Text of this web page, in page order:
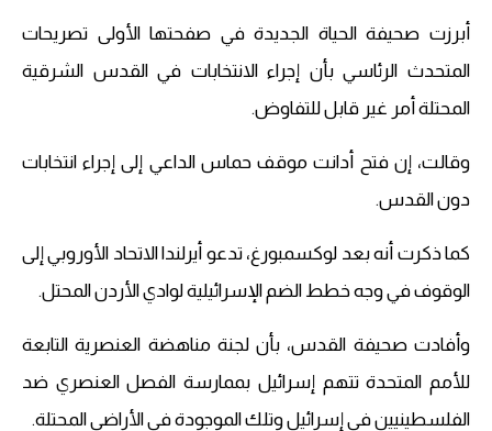
أبرزت صحيفة الحياة الجديدة في صفحتها الأولى تصريحات
المتحدث الرئاسي بأن إجراء الانتخابات في القدس الشرقية
المحتلة أمر غير قابل للتفاوض.
وقالت، إن فتح أدانت موقف حماس الداعي إلى إجراء انتخابات
دون القدس.
كما ذكرت أنه بعد لوكسمبورغ، تدعو أيرلندا الاتحاد الأوروبي إلى
الوقوف في وجه خطط الضم الإسرائيلية لوادي الأردن المحتل.
وأفادت صحيفة القدس، بأن لجنة مناهضة العنصرية التابعة
للأمم المتحدة تتهم إسرائيل بممارسة الفصل العنصري ضد
الفلسطينيين في إسرائيل وتلك الموجودة في الأراضي المحتلة.